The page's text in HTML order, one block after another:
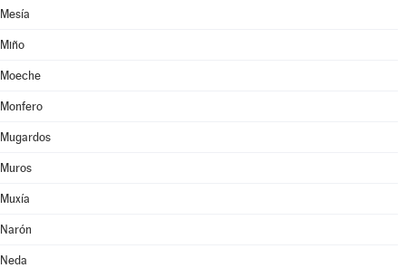
Mesía
Miño
Moeche
Monfero
Mugardos
Muros
Muxía
Narón
Neda